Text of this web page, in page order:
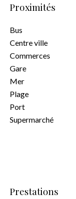
Proximités
Bus
Centre ville
Commerces
Gare
Mer
Plage
Port
Supermarché
Prestations